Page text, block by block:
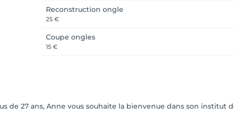
Reconstruction ongle
25 €
Coupe ongles
15 €
de 27 ans, Anne vous souhaite la bienvenue dans son institut